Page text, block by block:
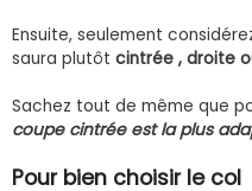
Ensuite, seulement
saura plutôt cintrée , droite
Sachez tout de même que
coupe cintrée est la plus
Pour bien choisir le col